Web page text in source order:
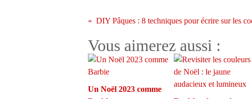
Vous aimerez aussi :
Un Noël 2023 comme